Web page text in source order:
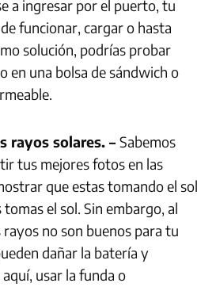
a ingresar por el puerto, tu
funcionar, cargar o hasta
solución, podrías probar
en una bolsa de sándwich o
rayos solares. –Sabemos
tus mejores fotos en las
que estas tomando el sol
el sol. Sin embargo, al
no son buenos para tu
dañar la batería y
usar la funda o